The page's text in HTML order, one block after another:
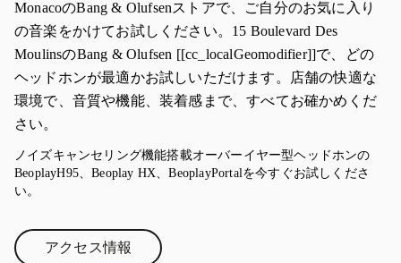
MonacoのBang & Olufsenストアで、ご自分のお気に入り
の音楽をかけてお試しください。15 Boulevard Des
MoulinsのBang & Olufsen [[cc_localGeomodifier]]で、どの
ヘッドホンが最適かお試しいただけます。店舗の快適な
環境で、音質や機能、装着感まで、すべてお確かめくだ
さい。
ノイズキャンセリング機能搭載オーバーイヤー型ヘッドホンの
BeoplayH95、Beoplay HX、BeoplayPortalを今すぐお試しくださ
い。
アクセス情報Link Opens in New Tab